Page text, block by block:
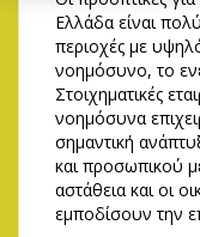
Ελλάδα είναι
περιοχές με
νοημόσυνο, το
Στοιχηματικές
νοημόσυνα
σημαντική
και προσωπικού
αστάθεια και οι
εμποδίσουν την